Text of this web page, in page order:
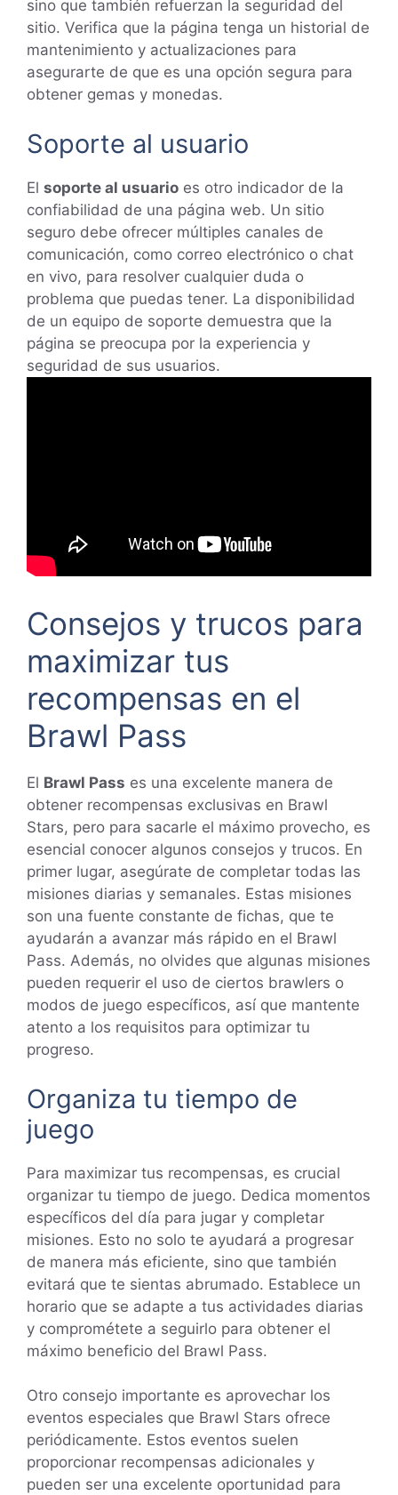
sino que también refuerzan la seguridad del
sitio. Verifica que la página tenga un historial de
mantenimiento y actualizaciones para
asegurarte de que es una opción segura para
obtener gemas y monedas.
Soporte al usuario
El soporte al usuario es otro indicador de la
confiabilidad de una página web. Un sitio
seguro debe ofrecer múltiples canales de
comunicación, como correo electrónico o chat
en vivo, para resolver cualquier duda o
problema que puedas tener. La disponibilidad
de un equipo de soporte demuestra que la
página se preocupa por la experiencia y
seguridad de sus usuarios.
Consejos y trucos para
maximizar tus
recompensas en el
Brawl Pass
El Brawl Pass es una excelente manera de
obtener recompensas exclusivas en Brawl
Stars, pero para sacarle el máximo provecho, es
esencial conocer algunos consejos y trucos. En
primer lugar, asegúrate de completar todas las
misiones diarias y semanales. Estas misiones
son una fuente constante de fichas, que te
ayudarán a avanzar más rápido en el Brawl
Pass. Además, no olvides que algunas misiones
pueden requerir el uso de ciertos brawlers o
modos de juego específicos, así que mantente
atento a los requisitos para optimizar tu
progreso.
Organiza tu tiempo de
juego
Para maximizar tus recompensas, es crucial
organizar tu tiempo de juego. Dedica momentos
específicos del día para jugar y completar
misiones. Esto no solo te ayudará a progresar
de manera más eficiente, sino que también
evitará que te sientas abrumado. Establece un
horario que se adapte a tus actividades diarias
y comprométete a seguirlo para obtener el
máximo beneficio del Brawl Pass.
Otro consejo importante es aprovechar los
eventos especiales que Brawl Stars ofrece
periódicamente. Estos eventos suelen
proporcionar recompensas adicionales y
pueden ser una excelente oportunidad para